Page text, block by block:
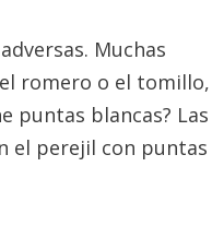
Muchas
romero o el tomillo,
puntas blancas? Las
el perejil con puntas